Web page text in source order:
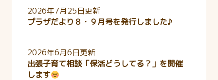
2026年7月25日更新
プラザだより８・９月号を発行しました♪
2026年6月6日更新
出張子育て相談「保活どうしてる？」を開催
します